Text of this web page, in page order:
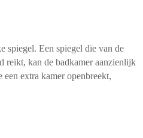
spiegel. Een spiegel die van de
reikt, kan de badkamer aanzienlijk
extra kamer openbreekt,